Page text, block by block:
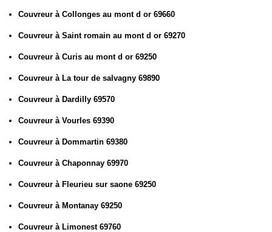
Couvreur à Collonges au mont d or 69660
Couvreur à Saint romain au mont d or 69270
Couvreur à Curis au mont d or 69250
Couvreur à La tour de salvagny 69890
Couvreur à Dardilly 69570
Couvreur à Vourles 69390
Couvreur à Dommartin 69380
Couvreur à Chaponnay 69970
Couvreur à Fleurieu sur saone 69250
Couvreur à Montanay 69250
Couvreur à Limonest 69760